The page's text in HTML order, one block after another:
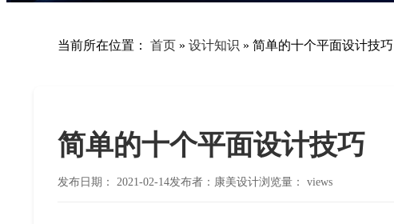
当前所在位置： 首页 » 设计知识 » 简单的十个平面设计技巧
简单的十个平面设计技巧
发布日期： 2021-02-14发布者：康美设计浏览量： views